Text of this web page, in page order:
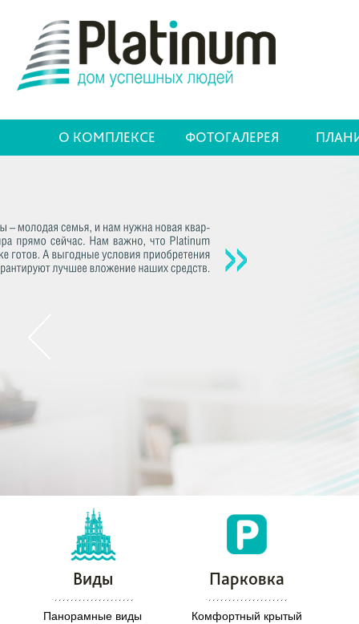
О КОМПЛЕКСЕ ФОТОГАЛЕРЕЯ
Виды
Панорамные виды
Парковка
Комфортный крытый